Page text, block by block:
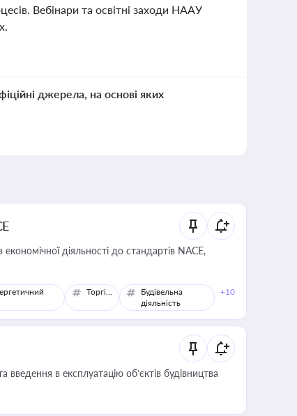
Вебінари та освітні заходи НААУ
джерела, на основі яких
діяльності до стандартів NACE,
Торгівля
Будівельна
діяльність
+10
в експлуатацію об’єктів будівництва